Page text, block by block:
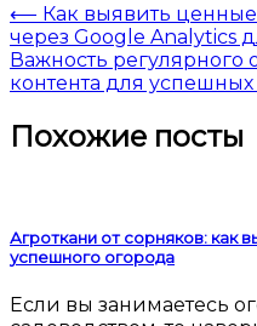
⟵ Как выявить
через Google Analytics
Важность регулярного
контента для успешных
Похожие посты
Агроткани от сорняков: как
успешного огорода
Если вы занимаетесь огородом или